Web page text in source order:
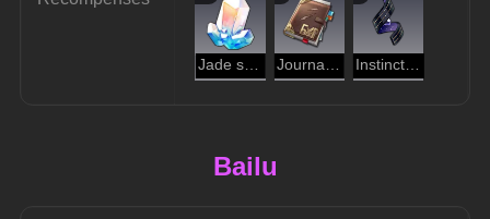
Jade stellaire Journal d'aventure Instinct de pilleur
Bailu